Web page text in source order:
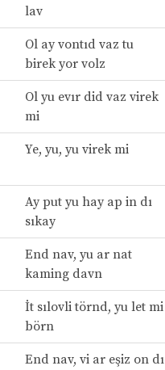
lav
Ol ay vontıd vaz tu
birek yor volz
Ol yu evır did vaz virek
mi
Ye, yu, yu virek mi
Ay put yu hay ap in dı
sıkay
End nav, yu ar nat
kaming davn
İt sılovli törnd, yu let mi
börn
End nav, vi ar eşiz on dı